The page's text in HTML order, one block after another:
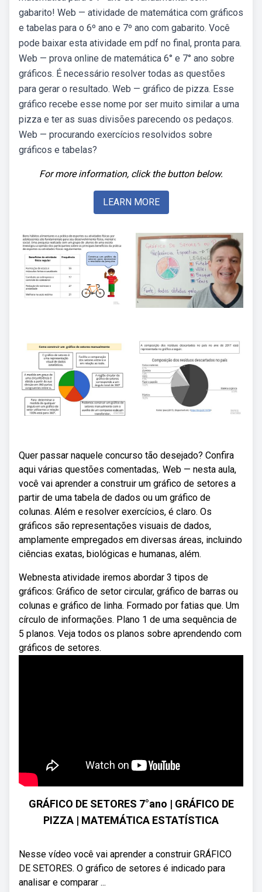
gabarito! Web — atividade de matemática com gráficos
e tabelas para o 6º ano e 7º ano com gabarito. Você
pode baixar esta atividade em pdf no final, pronta para.
Web — prova online de matemática 6° e 7° ano sobre
gráficos. É necessário resolver todas as questões
para gerar o resultado. Web — gráfico de pizza. Esse
gráfico recebe esse nome por ser muito similar a uma
pizza e ter as suas divisões parecendo os pedaços.
Web — procurando exercícios resolvidos sobre
gráficos e tabelas?
For more information, click the button below.
LEARN MORE
Quer passar naquele concurso tão desejado? Confira
aqui várias questões comentadas,. Web — nesta aula,
você vai aprender a construir um gráfico de setores a
partir de uma tabela de dados ou um gráfico de
colunas. Além e resolver exercícios, é claro. Os
gráficos são representações visuais de dados,
amplamente empregados em diversas áreas, incluindo
ciências exatas, biológicas e humanas, além.
Webnesta atividade iremos abordar 3 tipos de
gráficos: Gráfico de setor circular, gráfico de barras ou
colunas e gráfico de linha. Formado por fatias que. Um
círculo de informações. Plano 1 de uma sequência de
5 planos. Veja todos os planos sobre aprendendo com
gráficos de setores.
GRÁFICO DE SETORES 7°ano | GRÁFICO DE
PIZZA | MATEMÁTICA ESTATÍSTICA
Nesse vídeo você vai aprender a construir GRÁFICO
DE SETORES. O gráfico de setores é indicado para
analisar e comparar ...